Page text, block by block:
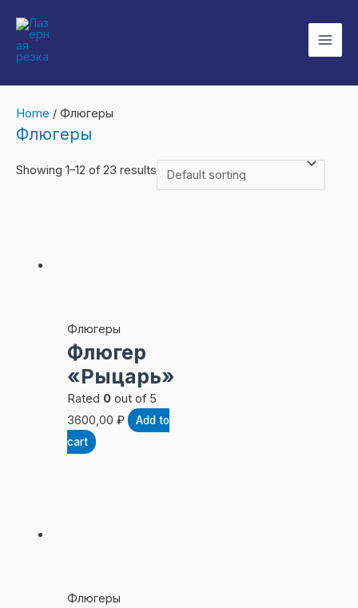
содержимому
Main
Home / Флюгеры
Флюгеры
Showing 1–12 of 23 results
Флюгеры
Флюгер
«Рыцарь»
Rated 0out of 5
3600,00 ₽
Add to
cart
Флюгеры